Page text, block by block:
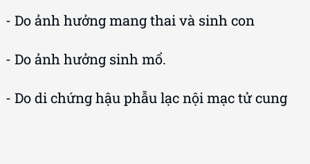
- Do ảnh hưởng mang thai và sinh con
- Do ảnh hưởng sinh mổ.
- Do di chứng hậu phẫu lạc nội mạc tử cung